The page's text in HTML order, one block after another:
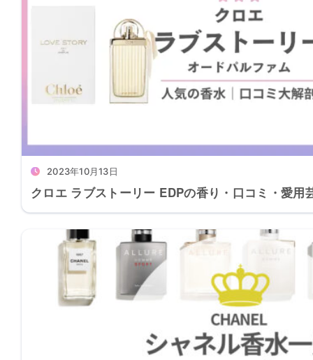
2023年10月13日
クロエ ラブストーリー EDPの香り・口コミ・愛用